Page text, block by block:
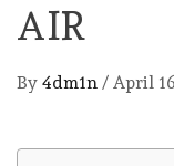
AIR
By 4dm1n / April